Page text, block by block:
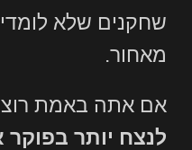
שחקנים שלא
מאחור.
אם אתה באמת
לנצח יותר בפוקר